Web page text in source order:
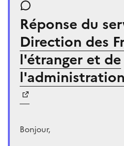
Réponse du
Direction des
l'étranger et de
Bonjour,